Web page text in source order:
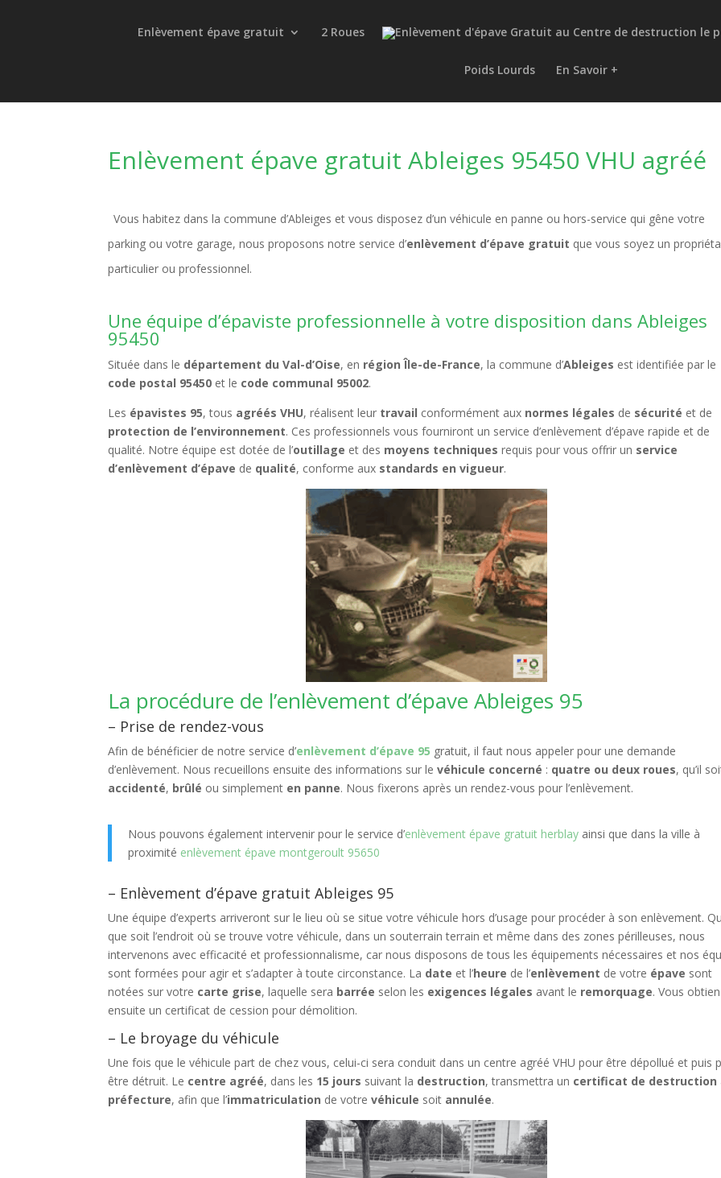
Enlèvement épave gratuit 2 Roues
Poids Lourds En Savoir +
Enlèvement épave gratuit Ableiges 95450 VHU agréé
Vous habitez dans la commune d’Ableiges et vous disposez d’un véhicule en panne ou hors-service qui gêne votre
parking ou votre garage, nous proposons notre service d’enlèvement d’épave gratuit que vous soyez un
particulier ou professionnel.
Une équipe d’épaviste professionnelle à votre disposition dans Ableiges
95450
Située dans le département du Val-d’Oise, en région Île-de-France, la commune d’Ableiges est identifiée par le
code postal 95450 et le code communal 95002.
Les épavistes 95, tous agréés VHU, réalisent leur travail conformément aux normes légales de sécurité et de
protection de l’environnement. Ces professionnels vous fourniront un service d’enlèvement d’épave rapide et de
qualité. Notre équipe est dotée de l’outillage et des moyens techniques requis pour vous offrir un service
d’enlèvement d’épave de qualité, conforme aux standards en vigueur.
La procédure de l’enlèvement d’épave Ableiges 95
– Prise de rendez-vous
Afin de bénéficier de notre service d’enlèvement d’épave 95 gratuit, il faut nous appeler pour une demande
d’enlèvement. Nous recueillons ensuite des informations sur levéhicule concerné : quatre ou deux roues, qu’il
accidenté, brûlé ou simplement en panne. Nous fixerons après un rendez-vous pour l’enlèvement.
Nous pouvons également intervenir pour le service d’enlèvement épave gratuit herblay ainsi que dans la ville à
proximité enlèvement épave montgeroult 95650
– Enlèvement d’épave gratuit Ableiges 95
Une équipe d’experts arriveront sur le lieu où se situe votre véhicule hors d’usage pour procéder à son enlèvement.
que soit l’endroit où se trouve votre véhicule, dans un souterrain terrain et même dans des zones périlleuses, nous
intervenons avec efficacité et professionnalisme, car nous disposons de tous les équipements nécessaires et nos
sont formées pour agir et s’adapter à toute circonstance. La date et l’heure de l’enlèvement de votre épave sont
notées sur votre carte grise, laquelle sera barrée selon les exigences légales avant le remorquage. Vous
ensuite un certificat de cession pour démolition.
– Le broyage du véhicule
Une fois que le véhicule part de chez vous, celui-ci sera conduit dans un centre agréé VHU pour être dépollué et puis
être détruit. Le centre agréé, dans les 15 jours suivant la destruction, transmettra un certificat de destruction
préfecture, afin que l’immatriculation de votrevéhicule soit annulée.